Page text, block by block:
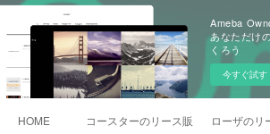
Ameba
あなただけ
くろう
今すぐ試す
HOME コースターのリース販売事例ローザのリ